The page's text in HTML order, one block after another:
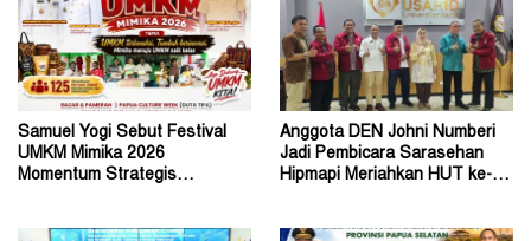
Samuel Yogi Sebut Festival
UMKM Mimika 2026
Momentum Strategis
Anggota DEN Johni Numberi
Jadi Pembicara Sarasehan
Hipmapi Meriahkan HUT ke-81